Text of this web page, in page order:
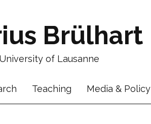
Brülhart
University of Lausanne
Teaching Media & Policy